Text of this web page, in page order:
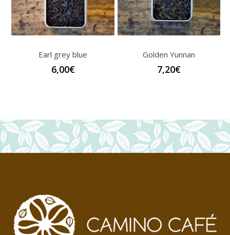
Earl grey blue
6,00€
Golden Yunnan
7,20€